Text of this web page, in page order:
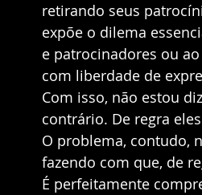
retirando seus
expõe o dilema
e patrocinadores ou
com liberdade de
Com isso, não estou
contrário. De regra
O problema, contudo,
fazendo com que, de
É perfeitamente